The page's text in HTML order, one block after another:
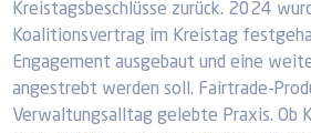
Kreistagsbeschlüsse zurück. 2024
Koalitionsvertrag im Kreistag
Engagement ausgebaut und eine
angestrebt werden soll. Fairtrade-
Verwaltungsalltag gelebte Praxis. Ob